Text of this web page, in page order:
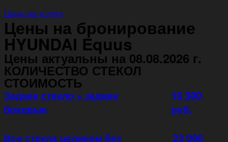
Цены на услуги
Цены на бронирование
HYUNDAI Equus
Цены актуальны на 08.08.2026 г.
КОЛИЧЕСТВО СТЕКОЛ
СТОИМОСТЬ
Заднее стекло + задние
боковые
16 300
руб.
Все стекла целиком без
23 000